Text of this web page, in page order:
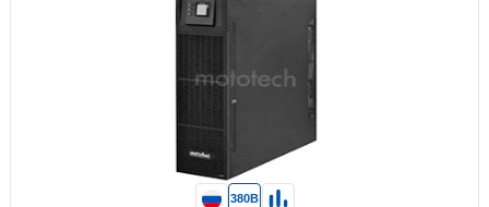
380В